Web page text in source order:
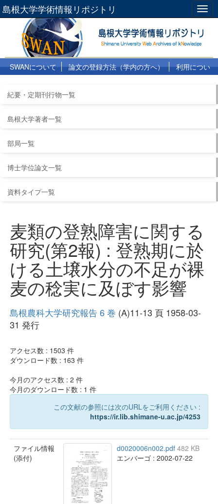
島根大学学術情報リポジトリ
SWANについて 論文の登録方法（学内の方へ）
利用につい
紀要・定期刊行物一覧
島根大学著者一覧
部局一覧
博士学位論文一覧
資料タイプ一覧
麦類の登熟障害に関する
研究(第2報) : 登熟期に於
ける土壌水分の不足が裸
麦の稔実に及ぼす影響
島根農科大学研究報告 6 巻 (A)11-13 頁 1958-03-
31 発行
アクセス数 : 1503 件
ダウンロード数 : 163 件
今月のアクセス数 : 2 件
今月のダウンロード数 : 1 件
この文献の参照には次のURLをご利用ください :
https://ir.lib.shimane-u.ac.jp/4253
ファイル情報
(添付)
d0020006n002.pdf 482 KB
エンバーゴ : 2002-07-22